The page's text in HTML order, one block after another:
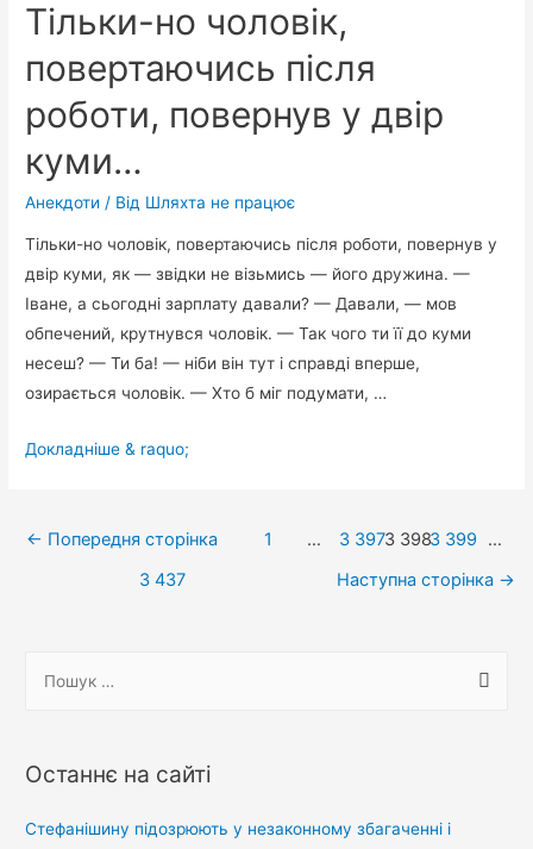
тебе
Тільки-но чоловік,
повертаючись після
роботи, повернув у двір
куми…
Анекдоти / Від Шляхта не працює
Тільки-но чоловік, повертаючись після роботи, повернув у
двір куми, як — звідки не візьмись — його дружина. —
Іване, а сьогодні зарплату давали? — Давали, — мов
обпечений, крутнувся чоловік. — Так чого ти її до куми
несеш? — Ти ба! — ніби він тут і справді вперше,
озирається чоловік. — Хто б міг подумати, …
Тільки-
повертаючись
двір
Докладніше & raquo;
Навігація
← Попередня сторінка 1 … 3 3973 3983 399 …
3 437
Наступна сторінка →
у
:
Останнє на сайті
Стефанішину підозрюють у незаконному збагаченні і